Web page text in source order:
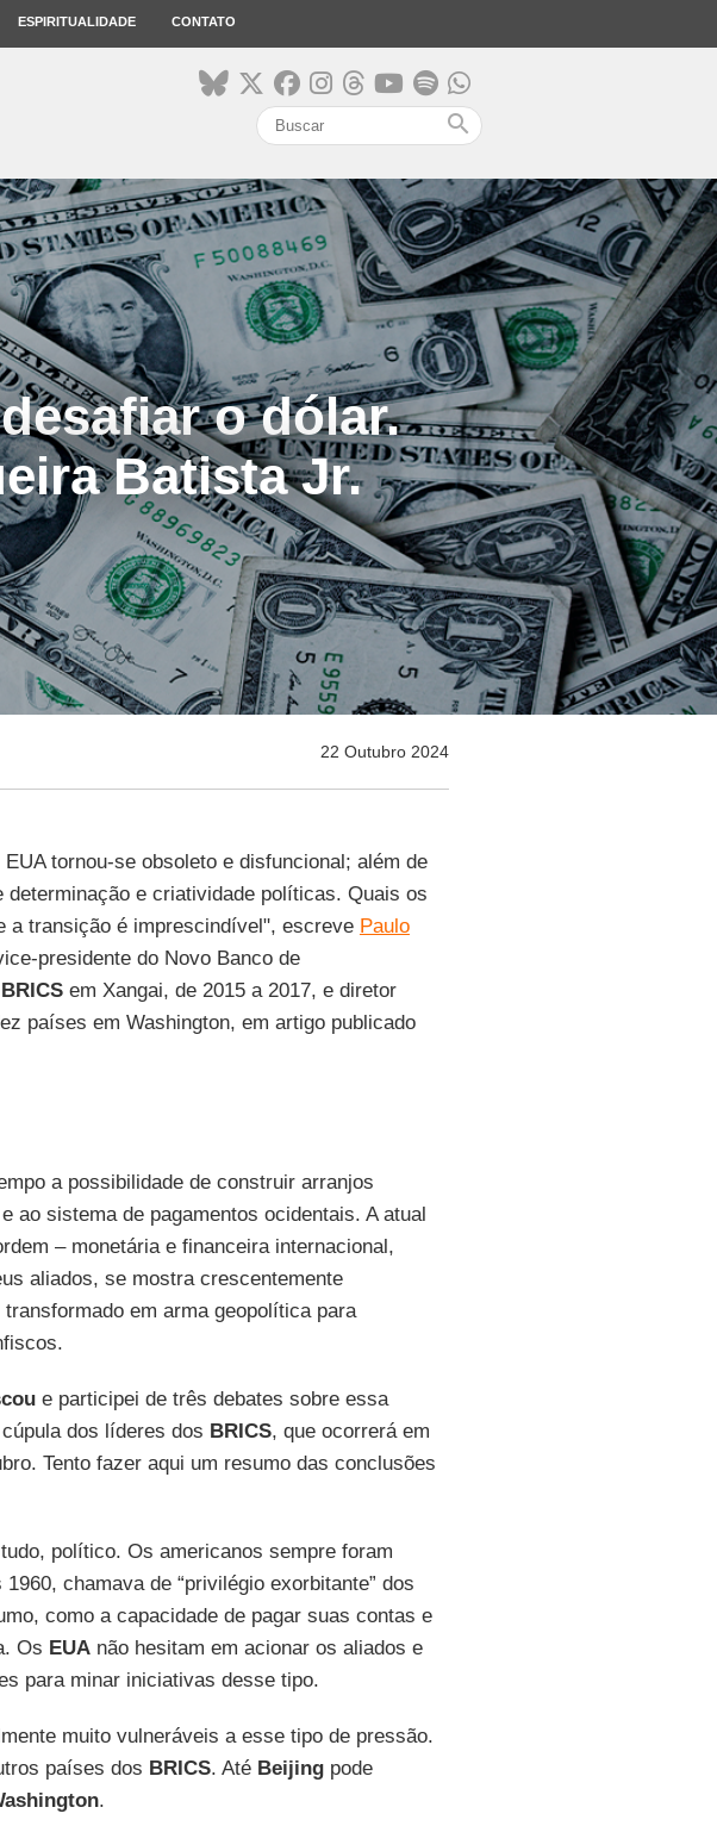
ESPIRITUALIDADE CONTATO
search
o dólar.
Batista Jr.
22 Outubro 2024
tornou-se obsoleto e disfuncional; além de
e criatividade políticas. Quais os
a transição é imprescindível", escreve Paulo
presidente do Novo Banco de
BRICSem Xangai, de 2015 a 2017, e diretor
países em Washington, em artigo publicado
a possibilidade de construir arranjos
ao sistema de pagamentos ocidentais. A atual
– monetária e financeira internacional,
aliados, se mostra crescentemente
em arma geopolítica para
e participei de três debates sobre essa
dos líderes dos BRICS, que ocorrerá em
Tento fazer aqui um resumo das conclusões
político. Os americanos sempre foram
1960, chamava de “privilégio exorbitante” dos
como a capacidade de pagar suas contas e
Os EUAnão hesitam em acionar os aliados e
para minar iniciativas desse tipo.
muito vulneráveis a esse tipo de pressão.
países dos BRICS. Até Beijingpode
.